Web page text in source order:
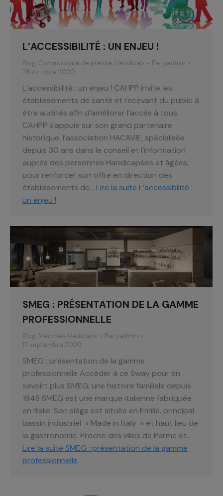
L’ACCESSIBILITÉ : UN ENJEU !
Blog, Communiqué de presse, Handicap Par yadmin
26 octobre 2020
L’accessibilité : un enjeu ! CAHPP invite les
établissements de santé et recevant du public à
être audités afin d’améliorer l’accès à tous.
CAHPP s’appuie sur son grand partenaire
historique, l’association HACAVIE, spécialisée
depuis 30 ans dans le conseil et l’information
auprès des personnes Handicapées et âgées,
pour renforcer son offre en direction des
établissements de… Lire la suite L’accessibilité :
un enjeu !
SMEG : PRÉSENTATION DE LA GAMME
PROFESSIONNELLE
Blog, Marchés Médicaux Par yadmin
17 septembre 2020
SMEG : présentation de la gamme
professionnelle Accéder à ce Sway pour en
savoirt plus SMEG, une histoire familiale depuis
1948 SMEG est une marque italienne fabriquée
en Italie. Son siège est située en Emilie, principal
bassin industriel » Made in Italy » et haut lieu de
la gastronomie. Proche des villes de Parme et…
Lire la suite SMEG : présentation de la gamme
professionnelle